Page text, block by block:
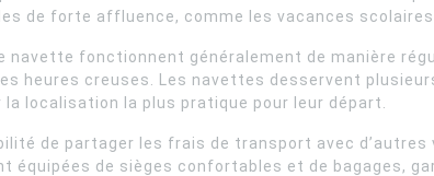
de forte affluence, comme les vacances
navette fonctionnent généralement de manière
heures creuses. Les navettes desservent
localisation la plus pratique pour leur départ.
de partager les frais de transport avec
équipées de sièges confortables et de bagages,